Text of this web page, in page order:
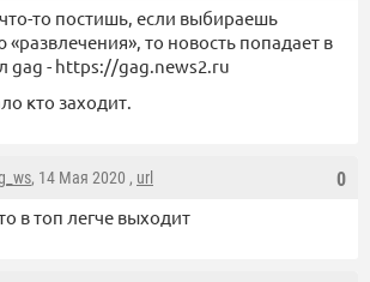
то постишь, если выбираешь
«развлечения», то новость попадает в
gag - https://gag.news2.ru
кто заходит.
0
, 14 Мая 2020 , url
в топ легче выходит